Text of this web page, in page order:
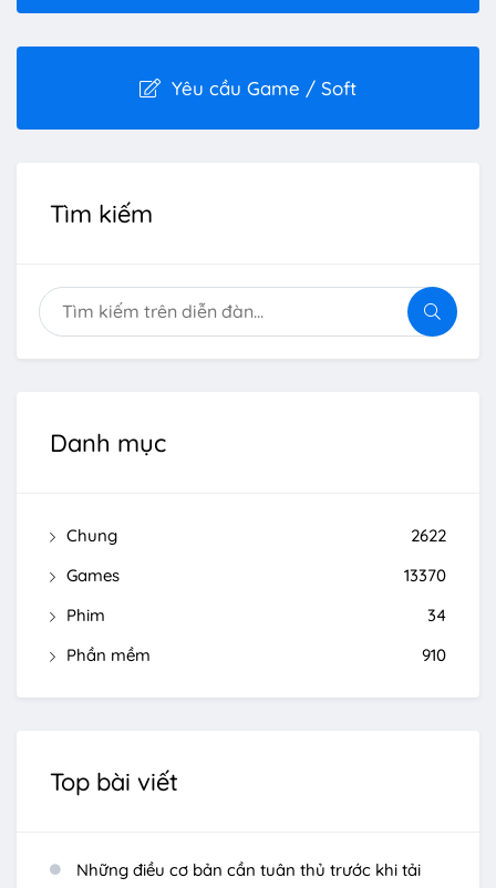
Yêu cầu Game / Soft
Tìm kiếm
Danh mục
Chung
2622
Games
13370
Phim
34
Phần mềm
910
Top bài viết
Những điều cơ bản cần tuân thủ trước khi tải